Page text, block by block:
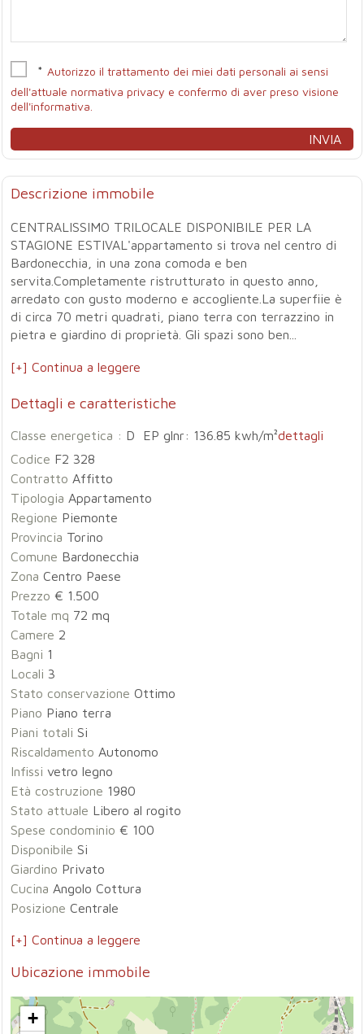
*Autorizzo il trattamento dei miei dati personali ai sensi
dell'attuale normativa privacy e confermo di aver preso visione
dell'informativa.
Descrizione immobile
CENTRALISSIMO TRILOCALE DISPONIBILE PER LA
STAGIONE ESTIVAL'appartamento si trova nel centro di
Bardonecchia, in una zona comoda e ben
servita.Completamente ristrutturato in questo anno,
arredato con gusto moderno e accogliente.La superfiie è
di circa 70 metri quadrati, piano terra con terrazzino in
pietra e giardino di proprietà. Gli spazi sono ben...
[+] Continua a leggere
Dettagli e caratteristiche
Classe energetica : D EP glnr: 136.85 kwh/m²dettagli
Codice F2 328
Contratto Affitto
Tipologia Appartamento
Regione Piemonte
Provincia Torino
Comune Bardonecchia
Zona Centro Paese
Prezzo € 1.500
Totale mq 72 mq
Camere 2
Bagni 1
Locali 3
Stato conservazione Ottimo
Piano Piano terra
Piani totali Si
Riscaldamento Autonomo
Infissi vetro legno
Età costruzione 1980
Stato attuale Libero al rogito
Spese condominio € 100
Disponibile Si
Giardino Privato
Cucina Angolo Cottura
Posizione Centrale
[+] Continua a leggere
Ubicazione immobile
+